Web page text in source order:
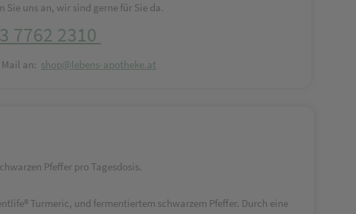
Sie uns an, wir sind gerne für Sie da.
7762 2310
an: shop@lebens-apotheke.at
Pfeffer pro Tagesdosis.
Turmeric, und fermentiertem schwarzem Pfeffer. Durch eine